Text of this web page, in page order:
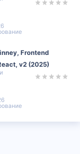
Frontend
v2 (2025)